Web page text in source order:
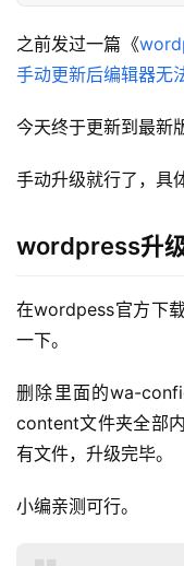
之前发过一篇《
手动更新后编辑器无
今天终于更新到最新
手动升级就行了，具
wordpress升
在wordpess官方下
一下。
删除里面的wa-
content文件夹全部
有文件，升级完毕。
小编亲测可行。